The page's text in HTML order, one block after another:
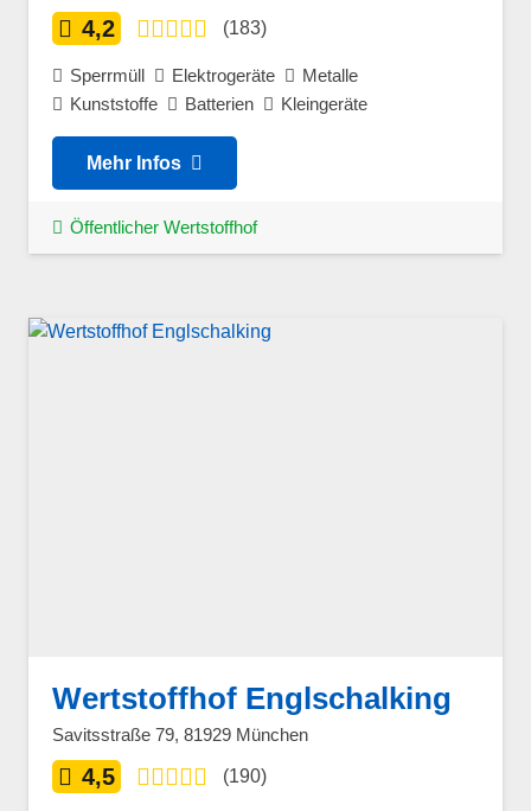
4,2 (183)
Sperrmüll Elektrogeräte
Metalle
Kunststoffe
Batterien Kleingeräte
Mehr Infos
Öffentlicher Wertstoffhof
Wertstoffhof Englschalking
Savitsstraße 79, 81929 München
4,5 (190)